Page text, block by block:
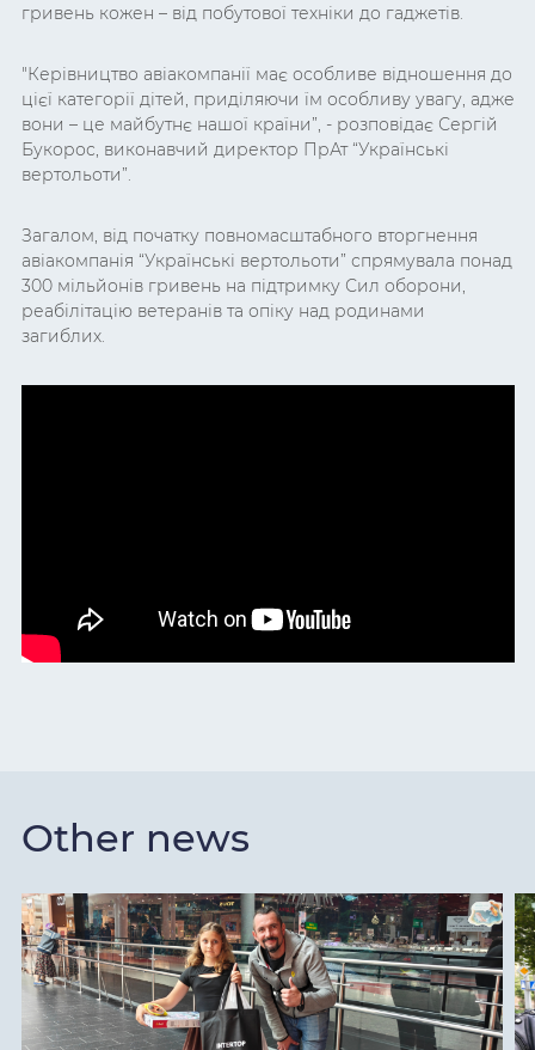
гривень кожен – від побутової техніки до гаджетів.
"Керівництво авіакомпанії має особливе відношення до
цієї категорії дітей, приділяючи їм особливу увагу, адже
вони – це майбутнє нашої країни”, - розповідає Сергій
Букорос, виконавчий директор ПрАт “Українські
вертольоти”.
Загалом, від початку повномасштабного вторгнення
авіакомпанія “Українські вертольоти” спрямувала понад
300 мільйонів гривень на підтримку Сил оборони,
реабілітацію ветеранів та опіку над родинами
загиблих.
Other news